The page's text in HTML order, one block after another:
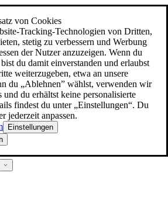
von Cookies
Tracking-Technologien von Dritten,
stetig zu verbessern und Werbung
der Nutzer anzuzeigen. Wenn du
du damit einverstanden und erlaubst
weiterzugeben, etwa an unsere
du „Ablehnen” wählst, verwenden wir
und du erhältst keine personalisierte
findest du unter „Einstellungen“. Du
jederzeit anpassen.
Einstellungen
moebel dir den besten Preis!